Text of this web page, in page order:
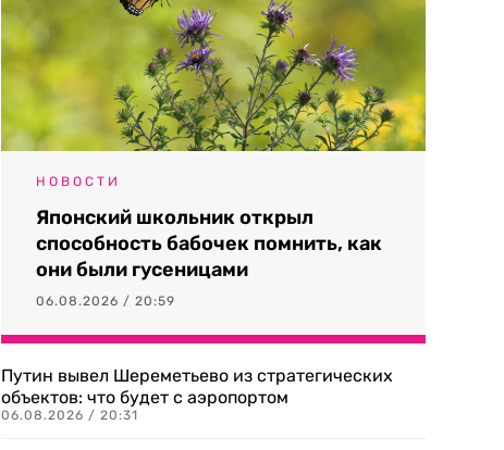
НОВОСТИ
Японский школьник открыл
способность бабочек помнить, как
они были гусеницами
06.08.2026 / 20:59
Путин вывел Шереметьево из стратегических
объектов: что будет с аэропортом
06.08.2026 / 20:31